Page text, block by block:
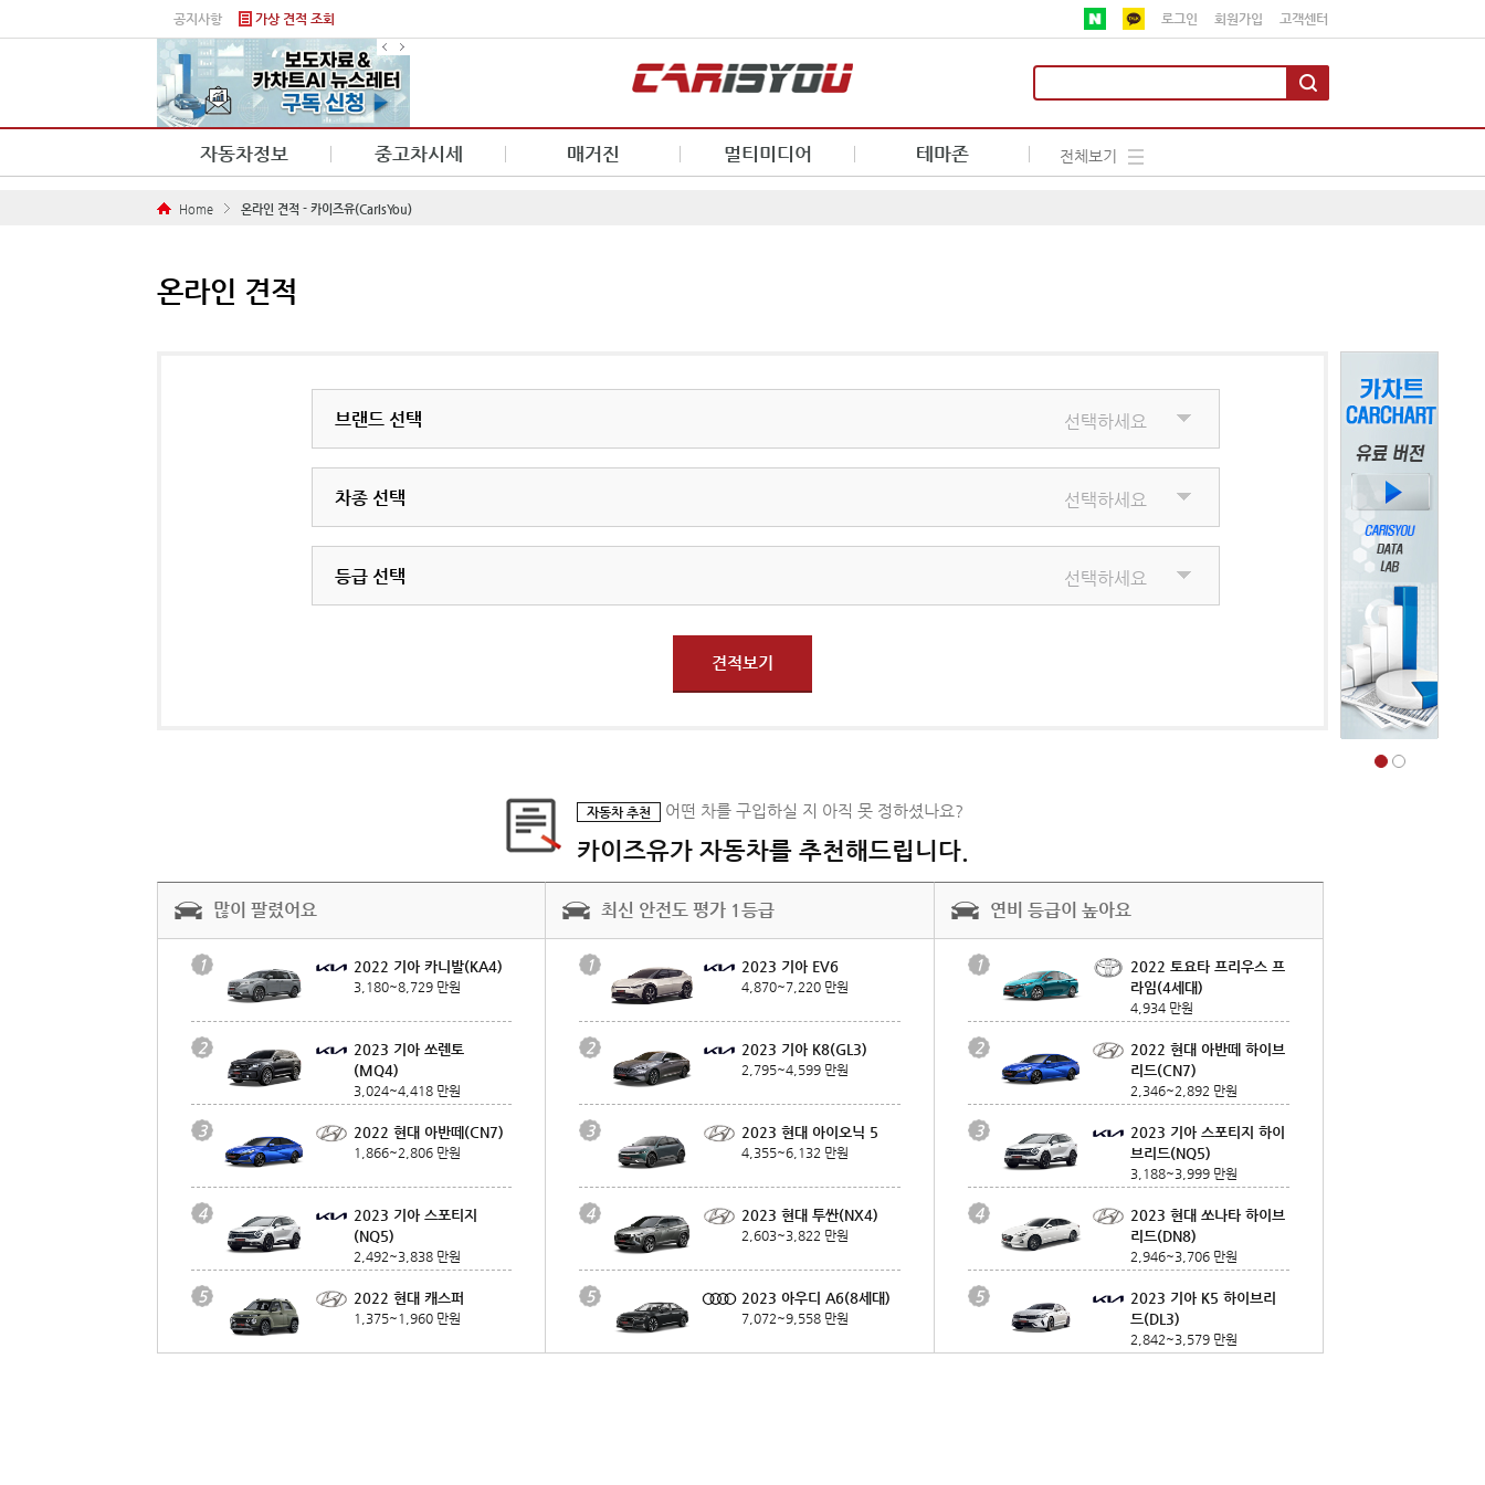
공지사항 가상 견적 조회 로그인 회원가입 고객센터
자동차정보 중고차시세 매거진 멀티미디어 테마존 전체보기
Home 온라인 견적 - 카이즈유(CarIsYou)
온라인 견적
브랜드 선택 선택하세요
차종 선택 선택하세요
등급 선택 선택하세요
견적보기
자동차 추천 어떤 차를 구입하실 지 아직 못 정하셨나요?
카이즈유가 자동차를 추천해드립니다.
많이 팔렸어요
1 2022 기아 카니발(KA4)
3,180~8,729 만원
2
2023 기아 쏘렌토
(MQ4)
3,024~4,418 만원
3 2022 현대 아반떼(CN7)
1,866~2,806 만원
4
2023 기아 스포티지
(NQ5)
2,492~3,838 만원
5 2022 현대 캐스퍼
1,375~1,960 만원
최신 안전도 평가 1등급
1 2023 기아 EV6
4,870~7,220 만원
2 2023 기아 K8(GL3)
2,795~4,599 만원
3 2023 현대 아이오닉 5
4,355~6,132 만원
4 2023 현대 투싼(NX4)
2,603~3,822 만원
5 2023 아우디 A6(8세대)
7,072~9,558 만원
연비 등급이 높아요
1
2022 토요타 프리우스 프
라임(4세대)
4,934 만원
2
2022 현대 아반떼 하이브
리드(CN7)
2,346~2,892 만원
3
2023 기아 스포티지 하이
브리드(NQ5)
3,188~3,999 만원
4
2023 현대 쏘나타 하이브
리드(DN8)
2,946~3,706 만원
5
2023 기아 K5 하이브리
드(DL3)
2,842~3,579 만원